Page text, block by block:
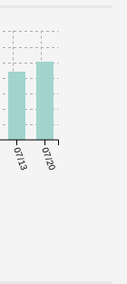
07/13 07/20